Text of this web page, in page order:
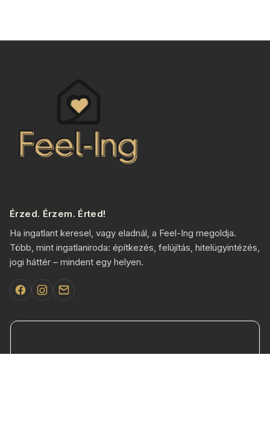
Érzed. Érzem. Érted!
Ha ingatlant keresel, vagy eladnál, a Feel-Ing megoldja.
Több, mint ingatlaniroda: építkezés, felújítás, hitelügyintézés,
jogi háttér – mindent egy helyen.